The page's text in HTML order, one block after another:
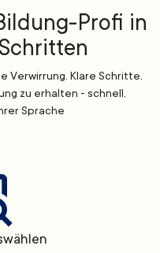
Profi in
Verwirrung. Klare Schritte,
zu erhalten - schnell,
Sprache